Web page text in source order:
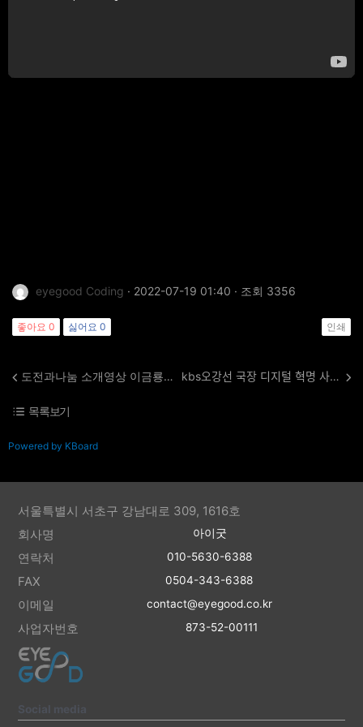
eyegood Coding · 2022-07-19 01:40 · 조회 3356
좋아요 0 싫어요 0 인쇄
도전과나눔 소개영상 이금룡회장님(옥션창업자) kbs오강선 국장 디지털 혁명 사용설명서 출간 기념 특별 강연회 스케치
목록보기
Powered by KBoard
서울특별시 서초구 강남대로 309, 1616호
회사명
아이굿
연락처 010-5630-6388
FAX 0504-343-6388
이메일 contact@eyegood.co.kr
사업자번호 873-52-00111
Social media